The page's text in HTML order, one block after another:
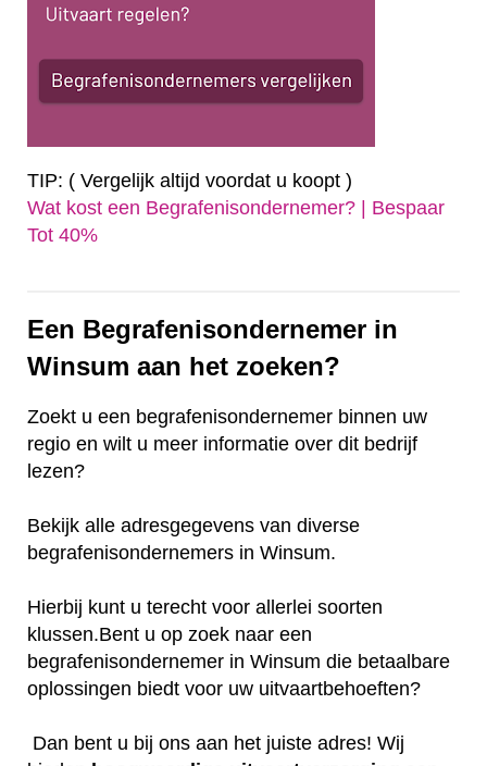
TIP: ( Vergelijk altijd voordat u koopt )
Wat kost een Begrafenisondernemer? | Bespaar
Tot 40%‎
Een Begrafenisondernemer in
Winsum aan het zoeken?
Zoekt u een begrafenisondernemer binnen uw
regio en wilt u meer informatie over dit bedrijf
lezen?
Bekijk alle adresgegevens van diverse
begrafenisondernemers in Winsum.
Hierbij kunt u terecht voor allerlei soorten
klussen.Bent u op zoek naar een
begrafenisondernemer in Winsum die betaalbare
oplossingen biedt voor uw uitvaartbehoeften?
Dan bent u bij ons aan het juiste adres! Wij